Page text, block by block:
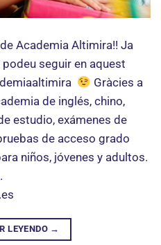
Academia Altimira!! Ja
podeu seguir en aquest
Gràcies a
de inglés, chino,
estudio, exámenes de
de acceso grado
niños, jóvenes y adultos.
LEYENDO →